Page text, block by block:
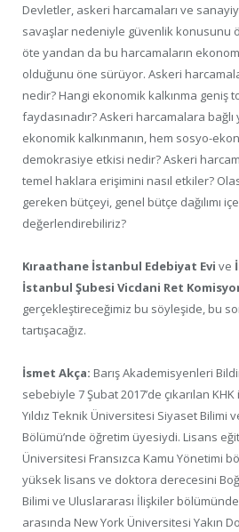
Devletler, askeri harcamaları ve
savaşlar nedeniyle güvenlik konusunu
öte yandan da bu harcamaların
olduğunu öne sürüyor. Askeri
nedir? Hangi ekonomik kalkınma geniş
faydasınadır? Askeri harcamalara
ekonomik kalkınmanın, hem sosyo-
demokrasiye etkisi nedir? Askeri
temel haklara erişimini nasıl etkiler?
gereken bütçeyi, genel bütçe dağılımı
değerlendirebiliriz?
Kıraathane İstanbul Edebiyat Evi ve
İstanbul Şubesi Vicdani Ret
gerçekleştireceğimiz bu söyleşide, bu
tartışacağız.
İsmet Akça: Barış Akademisyenleri
sebebiyle 7 Şubat 2017’de çıkarılan
Yıldız Teknik Üniversitesi Siyaset Bilimi
Bölümü’nde öğretim üyesiydi. Lisans
Üniversitesi Fransızca Kamu Yönetimi
yüksek lisans ve doktora derecesini
Bilimi ve Uluslararası İlişkiler
arasında New York Üniversitesi Yakın